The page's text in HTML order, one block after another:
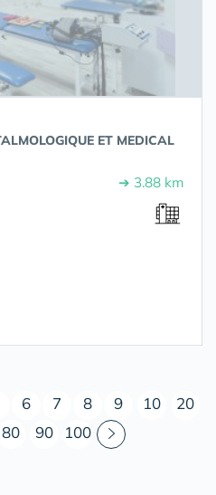
ET MEDICAL
➔ 3.88 km
6 7 8 9 10
20
80 90 100